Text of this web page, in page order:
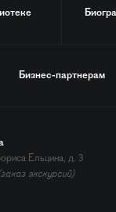
Бизнес-партнерам
Ельцина, д. 3
экскурсий)